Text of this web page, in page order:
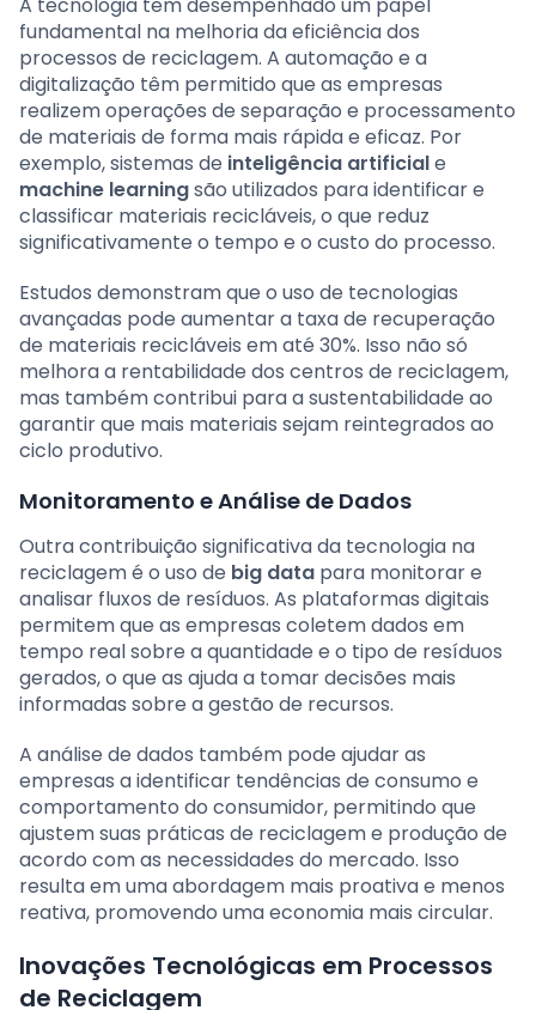
A tecnologia tem desempenhado um papel
fundamental na melhoria da eficiência dos
processos de reciclagem. A automação e a
digitalização têm permitido que as empresas
realizem operações de separação e processamento
de materiais de forma mais rápida e eficaz. Por
exemplo, sistemas de inteligência artificiale
machine learningsão utilizados para identificar e
classificar materiais recicláveis, o que reduz
significativamente o tempo e o custo do processo.
Estudos demonstram que o uso de tecnologias
avançadas pode aumentar a taxa de recuperação
de materiais recicláveis em até 30%. Isso não só
melhora a rentabilidade dos centros de reciclagem,
mas também contribui para a sustentabilidade ao
garantir que mais materiais sejam reintegrados ao
ciclo produtivo.
Monitoramento e Análise de Dados
Outra contribuição significativa da tecnologia na
reciclagem é o uso de big data para monitorar e
analisar fluxos de resíduos. As plataformas digitais
permitem que as empresas coletem dados em
tempo real sobre a quantidade e o tipo de resíduos
gerados, o que as ajuda a tomar decisões mais
informadas sobre a gestão de recursos.
A análise de dados também pode ajudar as
empresas a identificar tendências de consumo e
comportamento do consumidor, permitindo que
ajustem suas práticas de reciclagem e produção de
acordo com as necessidades do mercado. Isso
resulta em uma abordagem mais proativa e menos
reativa, promovendo uma economia mais circular.
Inovações Tecnológicas em Processos
de Reciclagem